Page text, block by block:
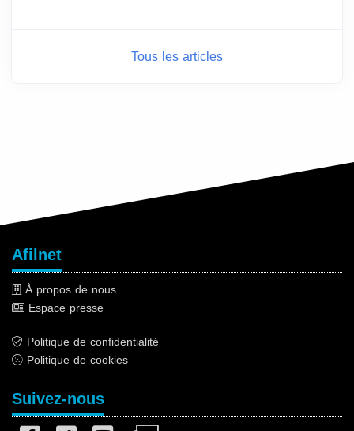
Tous les articles
Afilnet
À propos de nous
Espace presse
Politique de confidentialité
Politique de cookies
Suivez-nous